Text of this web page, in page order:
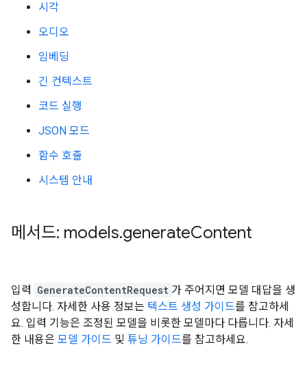
시각
오디오
임베딩
긴 컨텍스트
코드 실행
JSON 모드
함수 호출
시스템 안내
메서드: models.generateContent
입력 GenerateContentRequest 가 주어지면 모델 대답을 생
성합니다. 자세한 사용 정보는 텍스트 생성 가이드를 참고하세
요. 입력 기능은 조정된 모델을 비롯한 모델마다 다릅니다. 자세
한 내용은 모델 가이드 및 튜닝 가이드를 참고하세요.